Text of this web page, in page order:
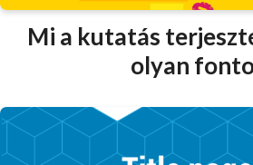
Mi a kutatás
olyan